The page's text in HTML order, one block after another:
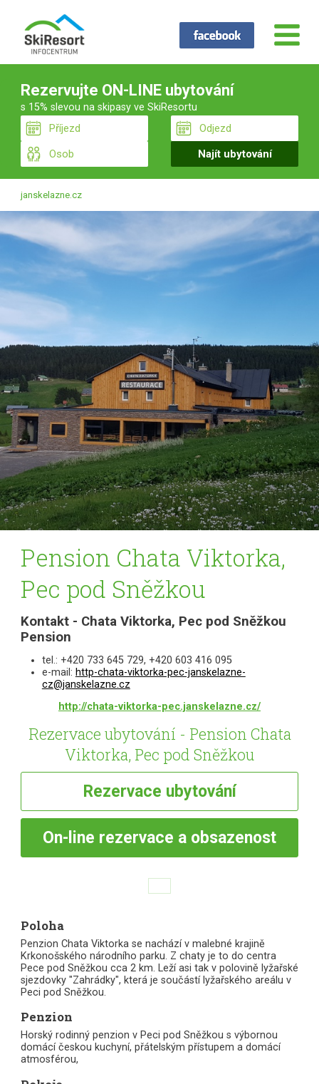
Rezervujte ON-LINE ubytování
s 15% slevou na skipasy ve SkiResortu
janskelazne.cz
Pension Chata Viktorka,
Pec pod Sněžkou
Kontakt - Chata Viktorka, Pec pod Sněžkou
Pension
tel.: +420 733 645 729, +420 603 416 095
e-mail: http-chata-viktorka-pec-janskelazne-
cz@janskelazne.cz
http://chata-viktorka-pec.janskelazne.cz/
Rezervace ubytování - Pension Chata
Viktorka, Pec pod Sněžkou
Rezervace ubytování
On-line rezervace a obsazenost
Poloha
Penzion Chata Viktorka se nachází v malebné krajině
Krkonošského národního parku. Z chaty je to do centra
Pece pod Sněžkou cca 2 km. Leží asi tak v polovině lyžařské
sjezdovky "Zahrádky", která je součástí lyžařského areálu v
Peci pod Sněžkou.
Penzion
Horský rodinný penzion v Peci pod Sněžkou s výbornou
domácí českou kuchyní, přátelským přístupem a domácí
atmosférou,